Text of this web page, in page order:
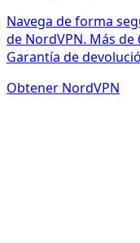
Navega de forma
de NordVPN. Más de
Garantía de
Obtener NordVPN